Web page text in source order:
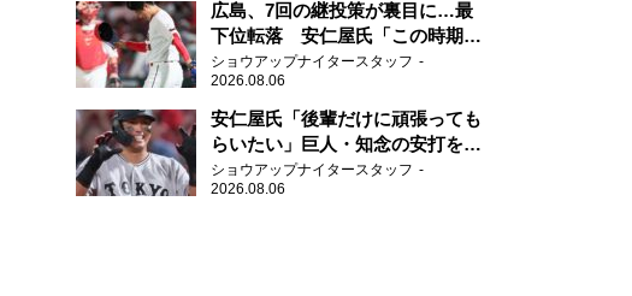
広島、7回の継投策が裏目に…最
下位転落 安仁屋氏「この時期に
来て勉強はない」
ショウアップナイタースタッフ
2026.08.06
安仁屋氏「後輩だけに頑張っても
らいたい」巨人・知念の安打を喜
ぶ
ショウアップナイタースタッフ
2026.08.06